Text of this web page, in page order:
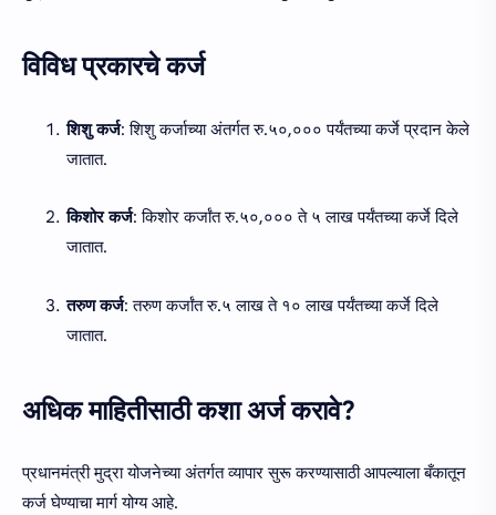
विविध प्रकारचे कर्ज
शिशु कर्ज: शिशु कर्जाच्या अंतर्गत रु.५०,००० पर्यंतच्या कर्जे प्रदान केले
जातात.
किशोर कर्ज: किशोर कर्जांत रु.५०,००० ते ५ लाख पर्यंतच्या कर्जे दिले
जातात.
तरुण कर्ज: तरुण कर्जांत रु.५ लाख ते १० लाख पर्यंतच्या कर्जे दिले
जातात.
अधिक माहितीसाठी कशा अर्ज करावे?
प्रधानमंत्री मुद्रा योजनेच्या अंतर्गत व्यापार सुरू करण्यासाठी आपल्याला बँकातून
कर्ज घेण्याचा मार्ग योग्य आहे.